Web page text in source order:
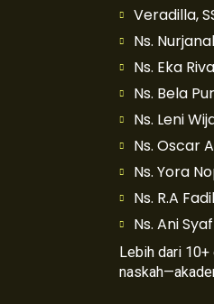
Veradilla,
Ns.
Ns. Eka
Ns. Bela
Ns. Leni
Ns. Oscar
Ns. Yora
Ns. R.A
Ns. Ani
Lebih dari